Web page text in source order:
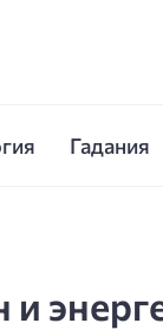
Гадания